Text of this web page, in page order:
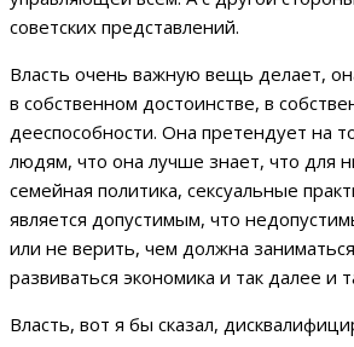
советских представлений.
Власть очень важную вещь делает,
в собственном достоинстве, в
дееспособности. Она претендует на
людям, что она лучше знает, что для
семейная политика, сексуальные
является допустимым, что
или не верить, чем должна
развиваться экономика и так далее и
Власть, вот я бы сказал,